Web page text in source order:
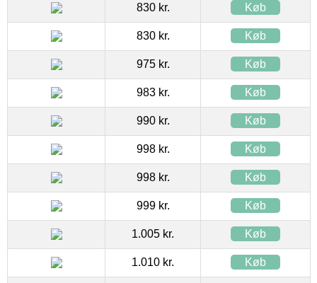
830 kr. Køb
830 kr. Køb
975 kr. Køb
983 kr. Køb
990 kr. Køb
998 kr. Køb
998 kr. Køb
999 kr. Køb
1.005 kr. Køb
1.010 kr. Køb